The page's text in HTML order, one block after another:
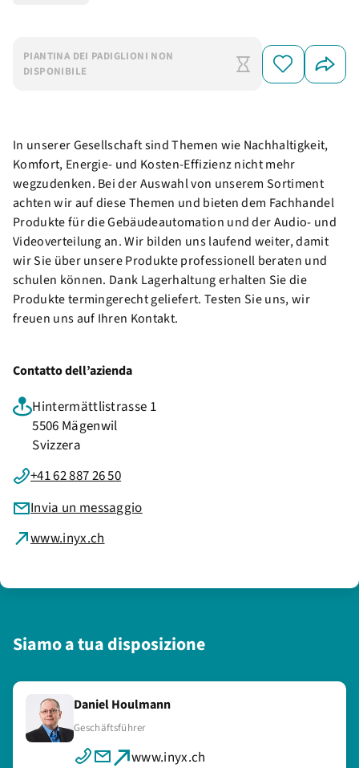
PIANTINA DEI PADIGLIONI NON
DISPONIBILE
In unserer Gesellschaft sind Themen wie Nachhaltigkeit,
Komfort, Energie- und Kosten-Effizienz nicht mehr
wegzudenken. Bei der Auswahl von unserem Sortiment
achten wir auf diese Themen und bieten dem Fachhandel
Produkte für die Gebäudeautomation und der Audio- und
Videoverteilung an. Wir bilden uns laufend weiter, damit
wir Sie über unsere Produkte professionell beraten und
schulen können. Dank Lagerhaltung erhalten Sie die
Produkte termingerecht geliefert. Testen Sie uns, wir
freuen uns auf Ihren Kontakt.
Contatto dell’azienda
Hintermättlistrasse 1
5506 Mägenwil
Svizzera
+41 62 887 26 50
Invia un messaggio
www.inyx.ch
Siamo a tua disposizione
Daniel Houlmann
Geschäftsführer
www.inyx.ch